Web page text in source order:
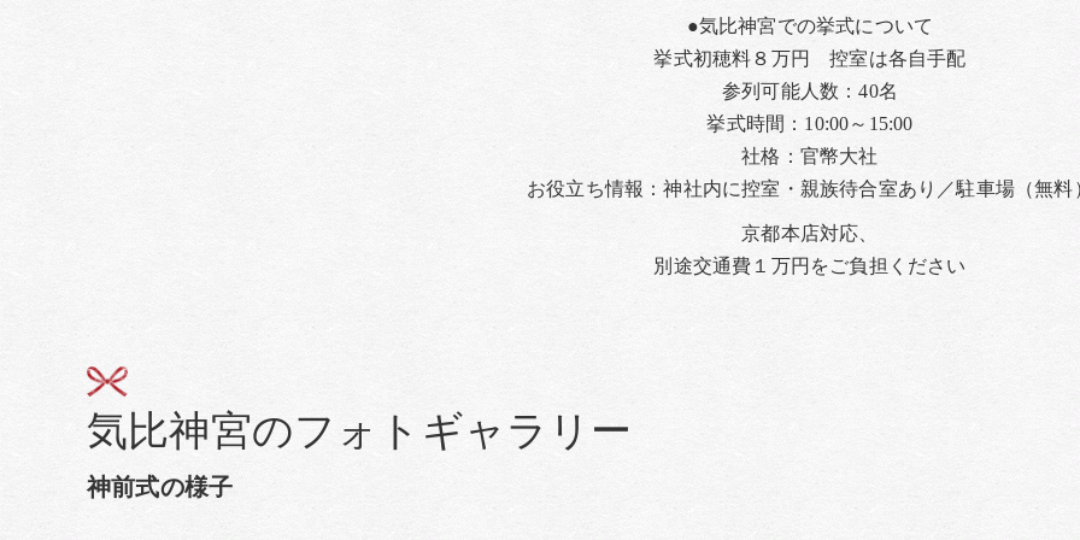
●気比神宮での挙式について
挙式初穂料８万円 控室は各自手配
参列可能人数：40名
挙式時間：10:00～15:00
社格：官幣大社
お役立ち情報：神社内に控室・親族待合室あり／駐車場（無料
京都本店対応、​
​​​​​​別途交通費１万円をご負担ください
神前式の様子
気比神宮のフォトギャラリー